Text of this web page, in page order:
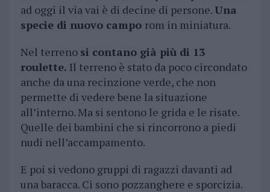
ad oggi il via vai è di decine di persone.Una
specie di nuovo campo rom in miniatura.
Nel terreno si contano già più di 13
roulette. Il terreno è stato da poco circondato
anche da una recinzione verde, che non
permette di vedere bene la situazione
all’interno. Ma si sentono le grida e le risate.
Quelle dei bambini che si rincorrono a piedi
nudi nell’accampamento.
E poi si vedono gruppi di ragazzi davanti ad
una baracca. Ci sono pozzanghere e sporcizia.